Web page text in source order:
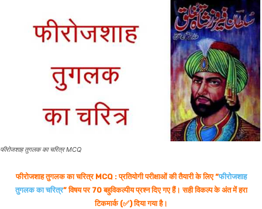
फीरोजशाह तुगलक का चरित्र MCQ
फीरोजशाह तुगलक का चरित्र MCQ : प्रतियोगी परीक्षाओं की तैयारी के लिए “फीरोजशाह
तुगलक का चरित्र” विषय पर 70 बहुविकल्पीय प्रश्न दिए गए हैं। सही विकल्प के अंत में हरा
टिकमार्क (✅) दिया गया है।